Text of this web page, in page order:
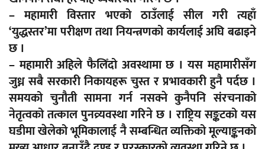
– महामारी विस्तार भएको ठाउँलाई सील गरी त्यहाँ
‘युद्धस्तर’मा परीक्षण तथा नियन्त्रणको कार्यलाई अघि बढाइने
छ ।
– महामारी अहिले फैलिँदो अवस्थामा छ । यस महामारीसँग
जुध्न सबै सरकारी निकायहरू चुस्त र प्रभावकारी हुनै पर्दछ ।
समयको चुनौती सामना गर्न नसक्ने कुनैपनि संरचनाको
नेतृत्वको तत्काल पुनव्र्यवस्था गरिने छ । राष्ट्रिय सङ्कटको यस
घडीमा खेलेको भूमिकालाई नै सम्बन्धित व्यक्तिको मूल्याङ्कनको